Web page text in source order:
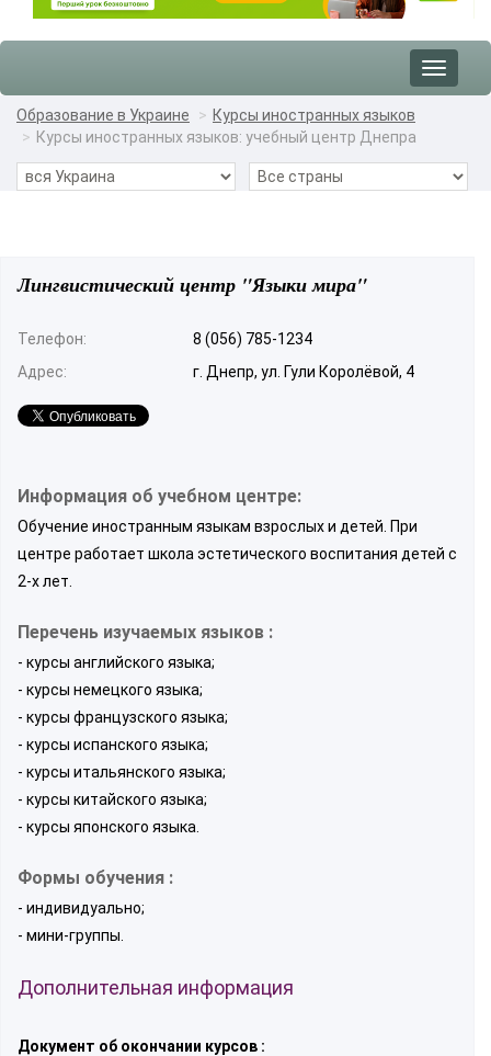
Toggle
Образование в Украине
Курсы иностранных языков
Курсы иностранных языков: учебный центр Днепра
Лингвистический центр "Языки мира"
Телефон:
8 (056) 785-1234
Адрес:
г. Днепр, ул. Гули Королёвой, 4
Информация об учебном центре:
Обучение иностранным языкам взрослых и детей. При
центре работает школа эстетического воспитания детей с
2-х лет.
Перечень изучаемых языков :
- курсы английского языка;
- курсы немецкого языка;
- курсы французского языка;
- курсы испанского языка;
- курсы итальянского языка;
- курсы китайского языка;
- курсы японского языка.
Формы обучения :
- индивидуально;
- мини-группы.
Дополнительная информация
Документ об окончании курсов :